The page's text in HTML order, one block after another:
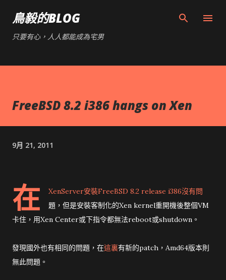
鳥毅的BLOG
只要有心，人人都能成為宅男
FreeBSD 8.2 i386 hangs on Xen
9月 21, 2011
在
XenServer安裝FreeBSD 8.2 release i386沒有問
題，但是安裝客制化的Xen kernel重開機後整個VM
卡住，用Xen Center或下指令都無法reboot或shutdown。
發現國外也有相同的問題，在這裏有新的patch，Amd64版本則
無此問題。